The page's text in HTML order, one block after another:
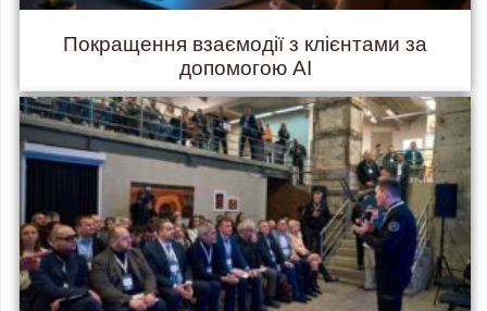
Покращення взаємодії з клієнтами за
допомогою AI